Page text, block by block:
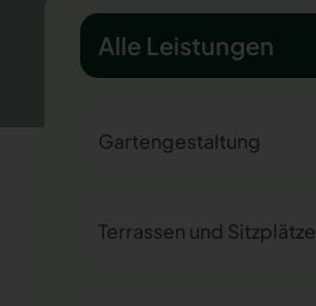
Alle Leistungen
Gartengestaltung
Terrassen und Sitzplätze